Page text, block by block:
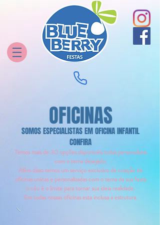
OFICINAS
SOMOS ESPECIALISTAS EM OFICINA INFANTIL
CONFIRA
Temos mais de 30 opções disponivéis todas personalizeis
com o tema desejado;
Além disso temos um serviço exclusivo de criação de
oficinas unicas e personalizadas com o tema da sua festa
o céu é o limite para tornar sua ideia realidade.
Em todas nossas oficinas esta inclusa a estrutura.